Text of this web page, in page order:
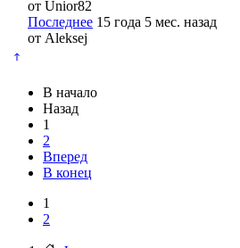
от Unior82
Последнее 15 года 5 мес. назад
от Aleksej
В начало
Назад
1
2
Вперед
В конец
1
2